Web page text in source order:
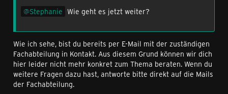
Stephanie Wie geht es jetzt weiter?
Wie ich sehe, bist du bereits per E-Mail mit der zuständigen
Fachabteilung in Kontakt. Aus diesem Grund können wir dich
hier leider nicht mehr konkret zum Thema beraten. Wenn du
weitere Fragen dazu hast, antworte bitte direkt auf die Mails
der Fachabteilung.